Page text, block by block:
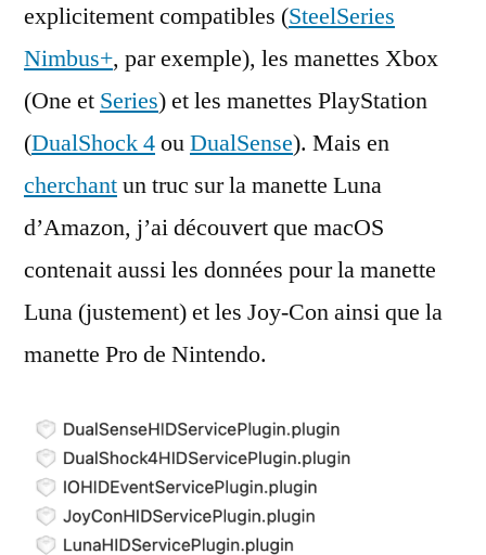
explicitement compatibles (SteelSeries
Nimbus+, par exemple), les manettes Xbox
(One et Series) et les manettes PlayStation
(DualShock 4ouDualSense). Mais en
cherchantun truc sur la manette Luna
d’Amazon, j’ai découvert que macOS
contenait aussi les données pour la manette
Luna (justement) et les Joy-Con ainsi que la
manette Pro de Nintendo.